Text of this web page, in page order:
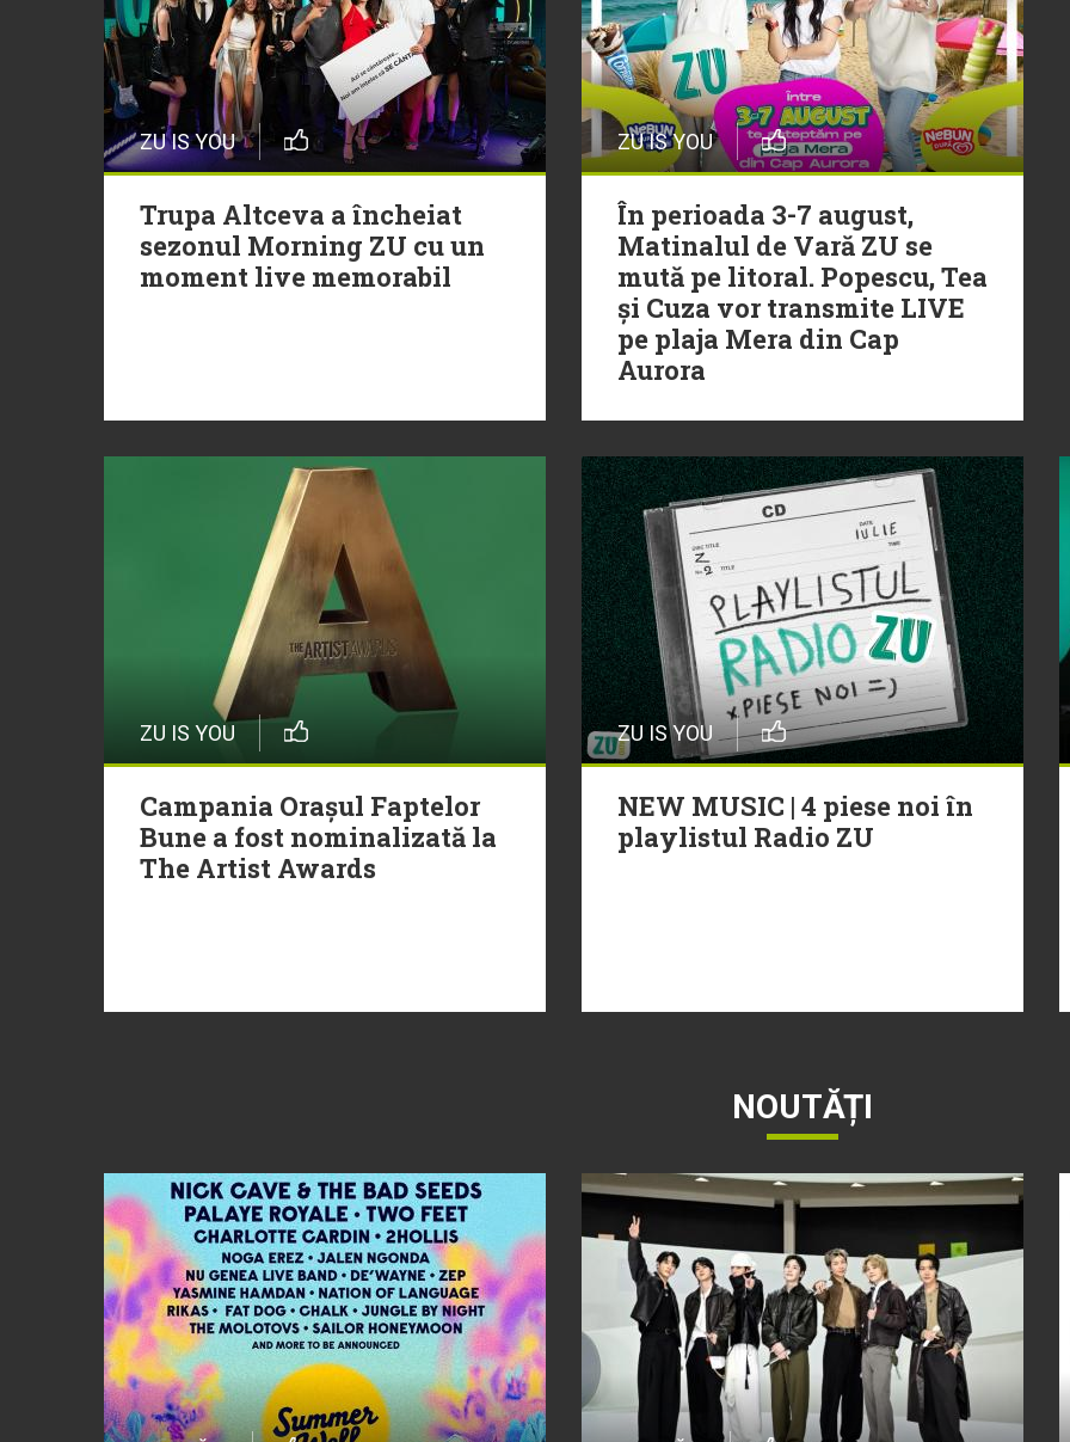
ZU IS YOU
Trupa Altceva a încheiat
sezonul Morning ZU cu un
moment live memorabil
ZU IS YOU
În perioada 3-7 august,
Matinalul de Vară ZU se
mută pe litoral. Popescu, Tea
și Cuza vor transmite LIVE
pe plaja Mera din Cap
Aurora
ZU IS YOU
Campania Orașul Faptelor
Bune a fost nominalizată la
The Artist Awards
ZU IS YOU
NEW MUSIC | 4 piese noi în
playlistul Radio ZU
NOUTĂȚI